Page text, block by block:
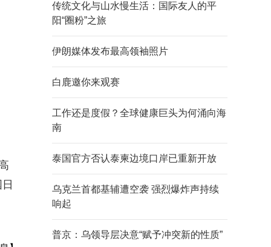
传统文化与山水慢生活：国际友人的平
阳“圈粉”之旅
伊朗媒体发布最高领袖照片
白鹿邀你来观赛
工作还是度假？全球健康巨头为何涌向海
南
泰国官方否认泰柬边境口岸已重新开放
乌克兰首都基辅遭空袭 强烈爆炸声持续
响起
普京：乌领导层决意“赋予冲突新的性质”